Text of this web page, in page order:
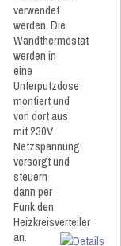
verwendet
werden. Die
Wandthermostat
werden in
eine
Unterputzdose
montiert und
von dort aus
mit 230V
Netzspannung
versorgt und
steuern
dann per
Funk den
Heizkreisverteiler
an.